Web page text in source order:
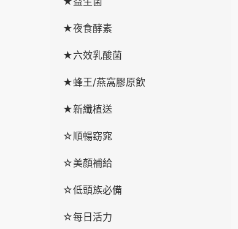
★夜食酵素
★六效乳酸菌
★蜂王/燕窩膠原飲
★新纖植送
☆順暢窈窕
☆美顏補給
☆低頭族必備
☆每日活力